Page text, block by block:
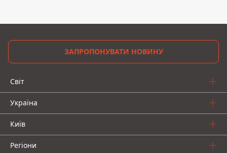
ЗАПРОПОНУВАТИ НОВИНУ
Світ
Україна
Київ
Регіони